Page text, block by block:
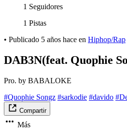
1 Seguidores
1 Pistas
• Publicado 5 años hace en Hiphop/Rap
DAB3N(feat. Quophie
Pro. by BABALOKE
#Quophie Songz #sarkodie #davido
Compartir
Más